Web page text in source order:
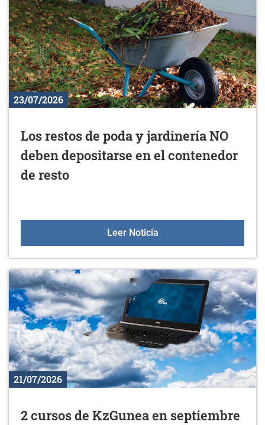
23/07/2026
Los restos de poda y jardinería NO
deben depositarse en el contenedor
de resto
Leer NoticiaLos restos de poda y
21/07/2026
2 cursos de KzGunea en septiembre